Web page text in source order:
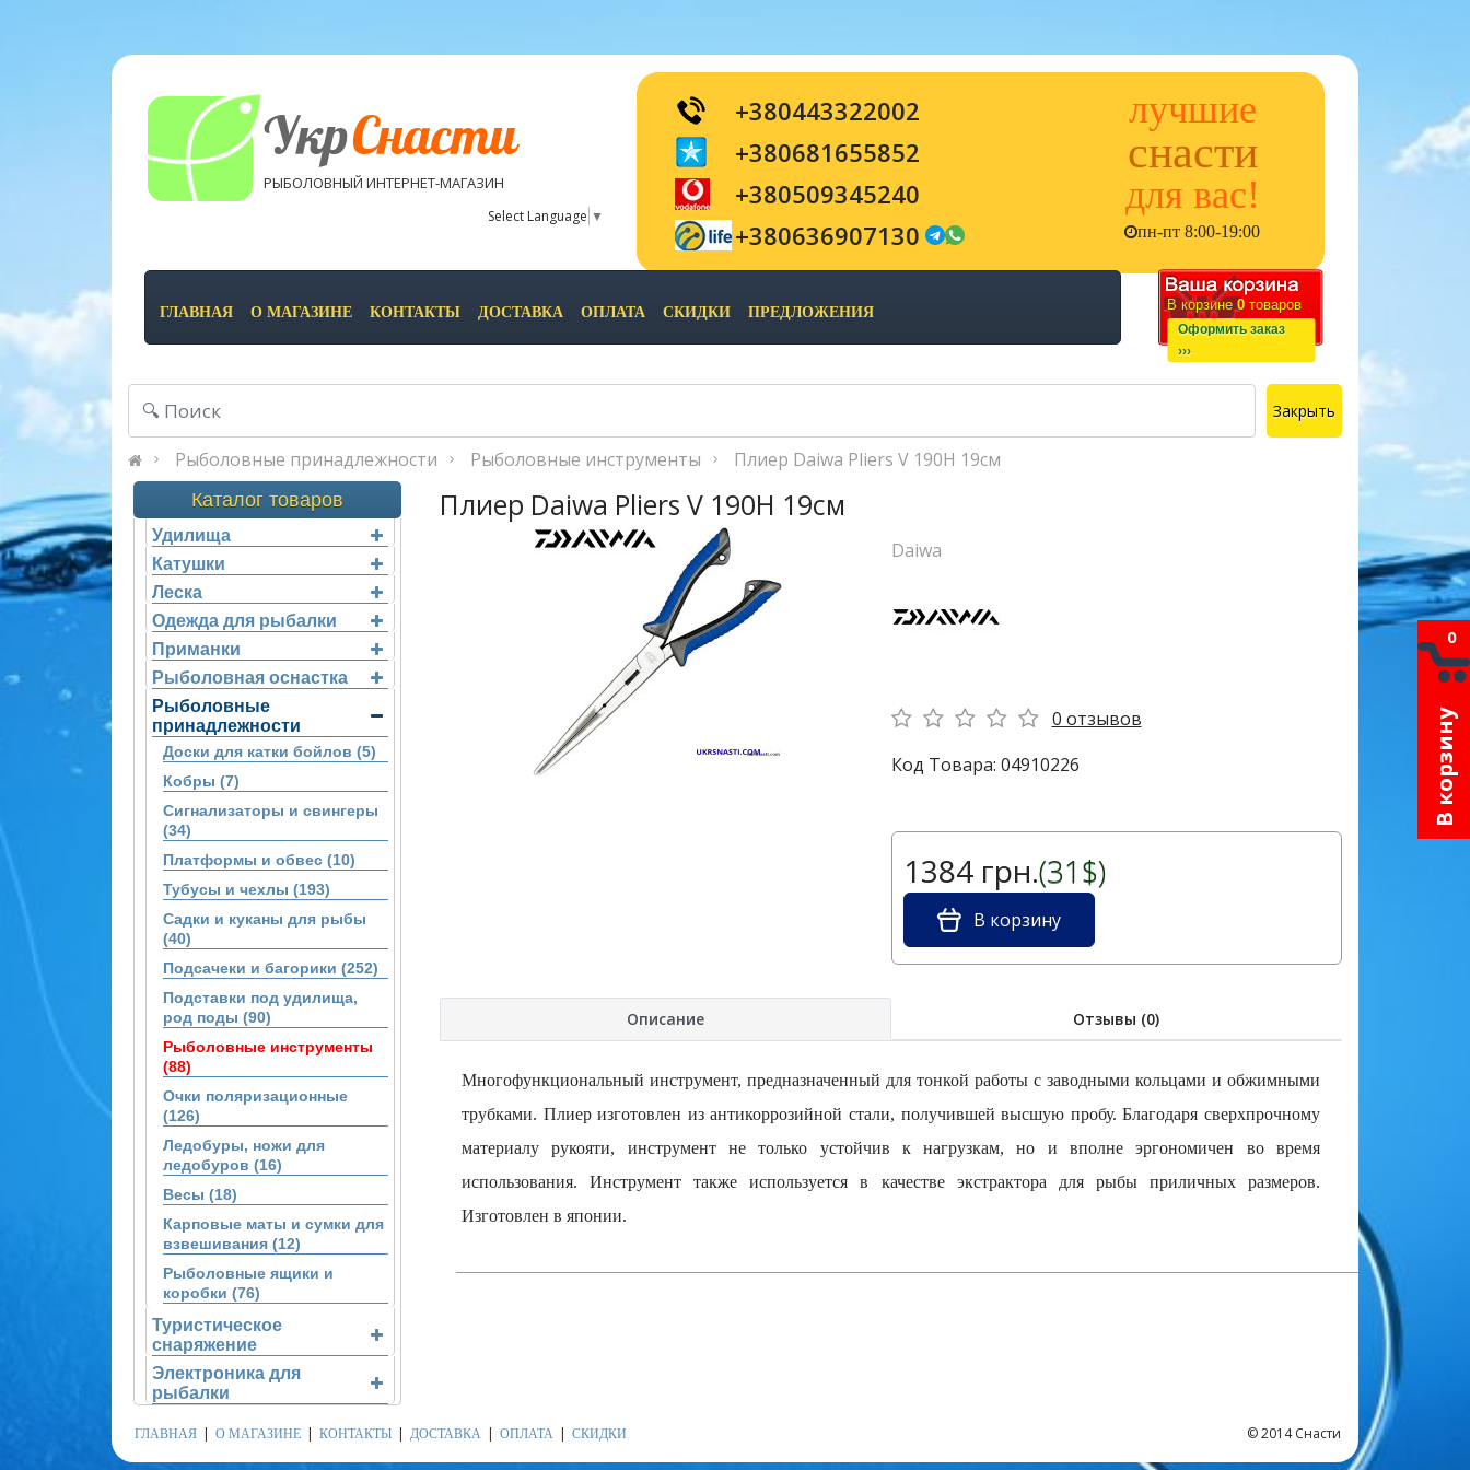
УкрСнасти
РЫБОЛОВНЫЙ ИНТЕРНЕТ-МАГАЗИН
Select Language ▼
+380443322002
+380681655852
+380509345240
+380636907130
лучшие
снасти
для вас!
пн-пт 8:00-19:00
ГЛАВНАЯ О МАГАЗИНЕ КОНТАКТЫ ДОСТАВКА ОПЛАТА СКИДКИ ПРЕДЛОЖЕНИЯ В корзине 0 товаров
Оформить заказ
›››
Закрыть
Рыболовные принадлежности Рыболовные инструменты Плиер Daiwa Pliers V 190H 19см
Каталог товаров
Удилища
Катушки
Леска
Одежда для рыбалки
Приманки
Рыболовная оснастка
Рыболовные
принадлежности
Доски для катки бойлов (5)
Кобры (7)
Сигнализаторы и свингеры
(34)
Платформы и обвес (10)
Тубусы и чехлы (193)
Садки и куканы для рыбы
(40)
Подсачеки и багорики (252)
Подставки под удилища,
род поды (90)
Рыболовные инструменты
(88)
Очки поляризационные
(126)
Ледобуры, ножи для
ледобуров (16)
Весы (18)
Карповые маты и сумки для
взвешивания (12)
Рыболовные ящики и
коробки (76)
Туристическое
снаряжение
Электроника для
рыбалки
Плиер Daiwa Pliers V 190H 19см
Daiwa
0 отзывов
Код Товара: 04910226
1384 грн.(31$)
В корзину
Описание Отзывы (0)
Многофункциональный инструмент, предназначенный для тонкой работы с заводными кольцами и обжимными
трубками. Плиер изготовлен из антикоррозийной стали, получившей высшую пробу. Благодаря сверхпрочному
материалу рукояти, инструмент не только устойчив к нагрузкам, но и вполне эргономичен во время
использования. Инструмент также используется в качестве экстрактора для рыбы приличных размеров.
Изготовлен в японии.
ГЛАВНАЯ О МАГАЗИНЕ КОНТАКТЫ ДОСТАВКА ОПЛАТА СКИДКИ © 2014 Снасти
0
В корзину